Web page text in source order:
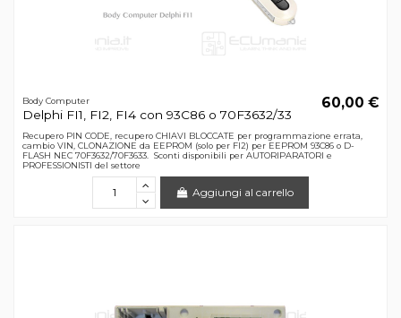
Body Computer
Delphi FI1, FI2, FI4 con 93C86 o 70F3632/33
60,00 €
Recupero PIN CODE, recupero CHIAVI BLOCCATE per programmazione errata,
cambio VIN, CLONAZIONE da EEPROM (solo per FI2) per EEPROM 93C86 o D-
FLASH NEC 70F3632/70F3633. Sconti disponibili per AUTORIPARATORI e
PROFESSIONISTI del settore
Aggiungi al carrello